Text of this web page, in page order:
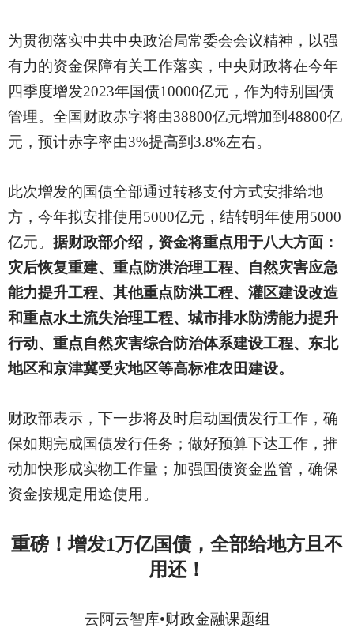
为贯彻落实中共中央政治局常委会会议精神，以强
有力的资金保障有关工作落实，中央财政将在今年
四季度增发2023年国债10000亿元，作为特别国债
管理。全国财政赤字将由38800亿元增加到48800亿
元，预计赤字率由3%提高到3.8%左右。
此次增发的国债全部通过转移支付方式安排给地
方，今年拟安排使用5000亿元，结转明年使用5000
亿元。 据财政部介绍，资金将重点用于八大方面：
灾后恢复重建、重点防洪治理工程、自然灾害应急
能力提升工程、其他重点防洪工程、灌区建设改造
和重点水土流失治理工程、城市排水防涝能力提升
行动、重点自然灾害综合防治体系建设工程、东北
地区和京津冀受灾地区等高标准农田建设。
财政部表示，下一步将及时启动国债发行工作，确
保如期完成国债发行任务；做好预算下达工作，推
动加快形成实物工作量；加强国债资金监管，确保
资金按规定用途使用。
重磅！增发1万亿国债，全部给地方且不
用还！
云阿云智库•财政金融课题组